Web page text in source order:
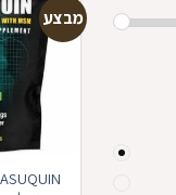
מבצע